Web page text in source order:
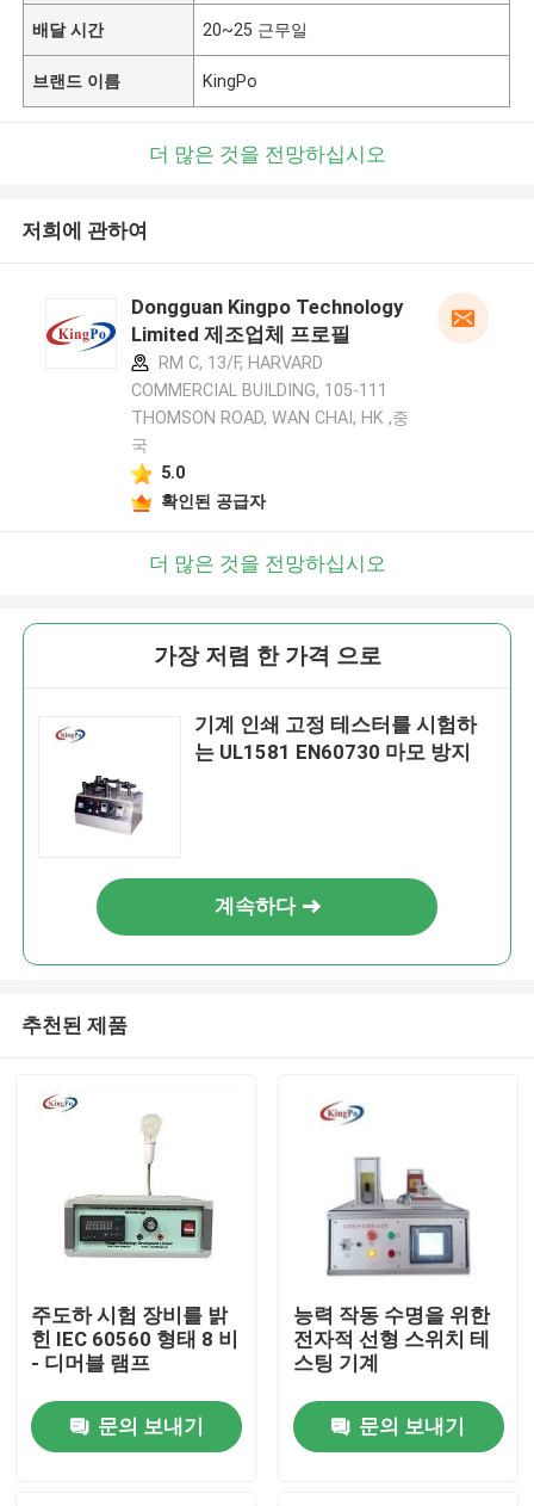
배달 시간 20~25 근무일
브랜드 이름 KingPo
더 많은 것을 전망하십시오
저희에 관하여
Dongguan Kingpo Technology
Limited 제조업체 프로필
RM C, 13/F, HARVARD
COMMERCIAL BUILDING, 105-111
THOMSON ROAD, WAN CHAI, HK ,중
국
5.0
확인된 공급자
더 많은 것을 전망하십시오
가장 저렴 한 가격 으로
기계 인쇄 고정 테스터를 시험하
는 UL1581 EN60730 마모 방지
계속하다
추천된 제품
주도하 시험 장비를 밝
힌 IEC 60560 형태 8 비
- 디머블 램프
문의 보내기
능력 작동 수명을 위한
전자적 선형 스위치 테
스팅 기계
문의 보내기